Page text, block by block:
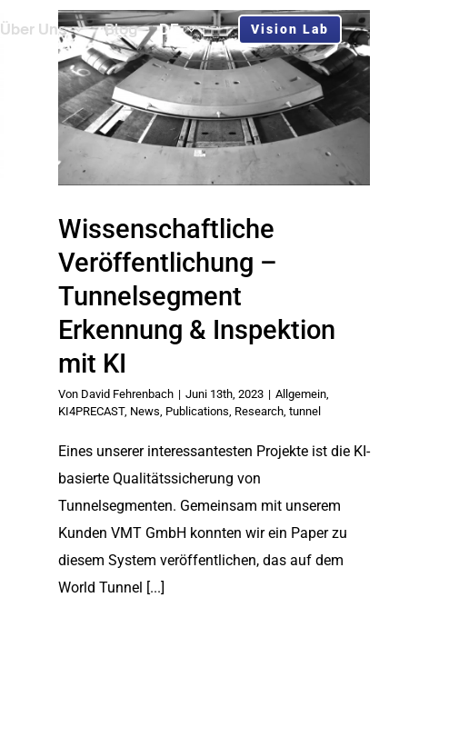
Über Uns Blog DE Vision Lab
Wissenschaftliche
Veröffentlichung –
Tunnelsegment
Erkennung & Inspektion
mit KI
Von David Fehrenbach | Juni 13th, 2023 | Allgemein,
KI4PRECAST, News, Publications, Research, tunnel
Eines unserer interessantesten Projekte ist die KI-
basierte Qualitätssicherung von
Tunnelsegmenten. Gemeinsam mit unserem
Kunden VMT GmbH konnten wir ein Paper zu
diesem System veröffentlichen, das auf dem
World Tunnel [...]